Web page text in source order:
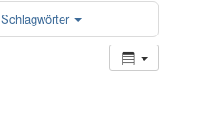
Schlagwörter